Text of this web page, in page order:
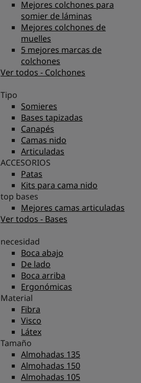
Mejores colchones para
somier de láminas
Mejores colchones de
muelles
5 mejores marcas de
colchones
Ver todos - Colchones
Tipo
Somieres
Bases tapizadas
Canapés
Camas nido
Articuladas
ACCESORIOS
Patas
Kits para cama nido
top bases
Mejores camas articuladas
Ver todos - Bases
necesidad
Boca abajo
De lado
Boca arriba
Ergonómicas
Material
Fibra
Visco
Látex
Tamaño
Almohadas 135
Almohadas 150
Almohadas 105